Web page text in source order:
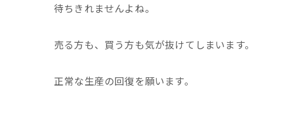
待ちきれませんよね。
売る方も、買う方も気が抜けてしまいます。
正常な生産の回復を願います。